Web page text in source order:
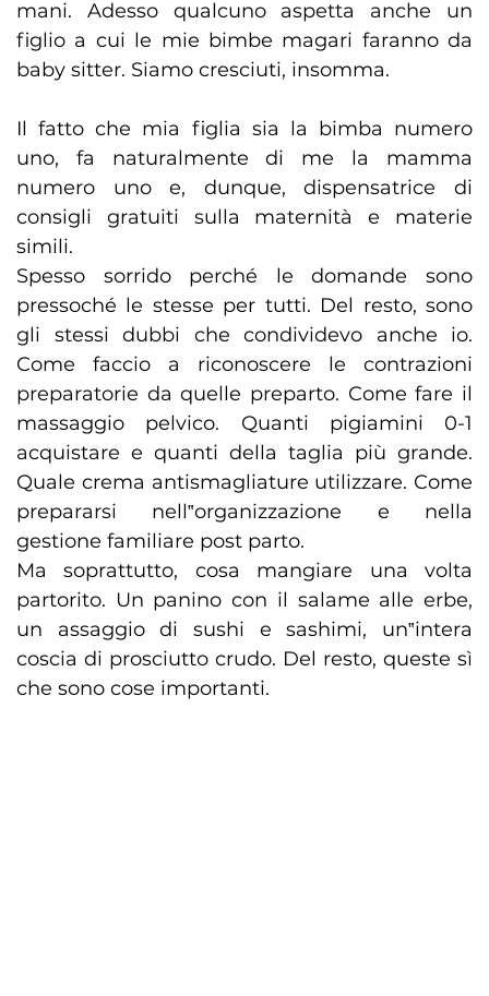
mani. Adesso qualcuno aspetta anche un
figlio a cui le mie bimbe magari faranno da
baby sitter. Siamo cresciuti, insomma.
Il fatto che mia figlia sia la bimba numero
uno, fa naturalmente di me la mamma
numero uno e, dunque, dispensatrice di
consigli gratuiti sulla maternità e materie
simili.
Spesso sorrido perché le domande sono
pressoché le stesse per tutti. Del resto, sono
gli stessi dubbi che condividevo anche io.
Come faccio a riconoscere le contrazioni
preparatorie da quelle preparto. Come fare il
massaggio pelvico. Quanti pigiamini 0-1
acquistare e quanti della taglia più grande.
Quale crema antismagliature utilizzare. Come
prepararsi nell‟organizzazione e nella
gestione familiare post parto.
Ma soprattutto, cosa mangiare una volta
partorito. Un panino con il salame alle erbe,
un assaggio di sushi e sashimi, un‟intera
coscia di prosciutto crudo. Del resto, queste sì
che sono cose importanti.